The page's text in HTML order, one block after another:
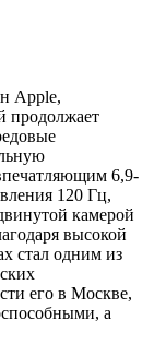
Apple,
продолжает
6,9-
120 Гц,
камерой
высокой
стал одним из
его в Москве,
а